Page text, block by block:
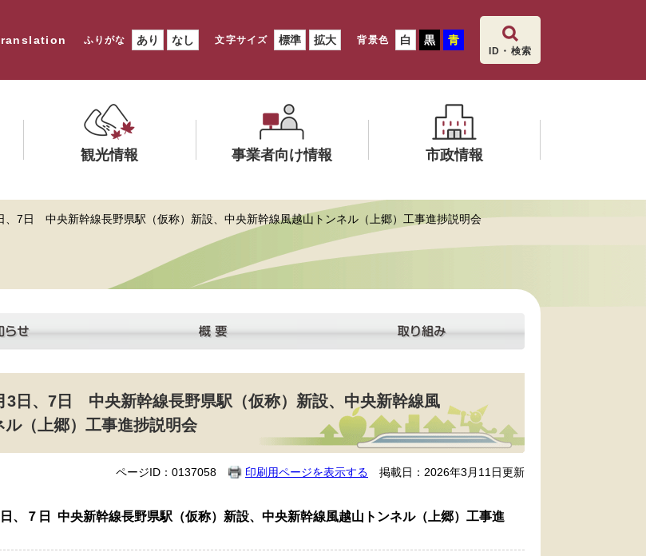
ふりがな あり なし 文字サイズ 標準 拡大 背景色 白 黒 青
ID・検索
観光情報
ニ
ら
事業者向け情報
ニ
ュ
を
ら
市政情報
ニ
、7日 中央新幹線長野県駅（仮称）新設、中央新幹線風越山トンネル（上郷）工事進捗説明会
3日、7日 中央新幹線長野県駅（仮称）新設、中央新幹線風
ル（上郷）工事進捗説明会
ページID：0137058 印刷用ページを表示する 掲載日：2026年3月11日更新
、７日 中央新幹線長野県駅（仮称）新設、中央新幹線風越山トンネル（上郷）工事進